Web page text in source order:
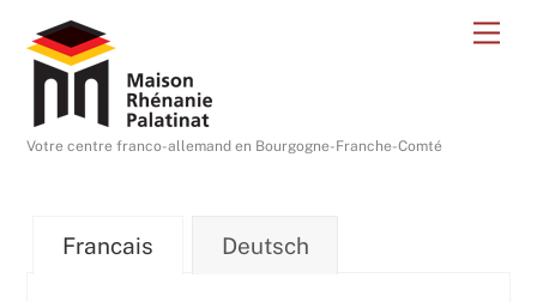
content
Votre centre franco-allemand en Bourgogne-Franche-Comté
Francais Deutsch